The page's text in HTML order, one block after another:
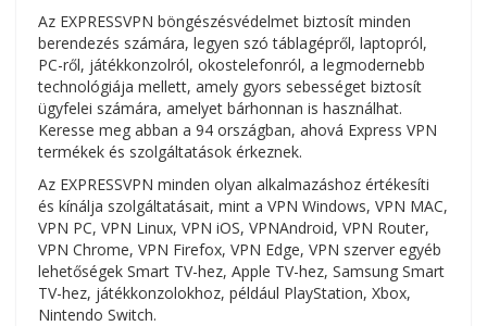
Az EXPRESSVPN böngészésvédelmet biztosít minden
berendezés számára, legyen szó táblagépről, laptopról,
PC-ről, játékkonzolról, okostelefonról, a legmodernebb
technológiája mellett, amely gyors sebességet biztosít
ügyfelei számára, amelyet bárhonnan is használhat.
Keresse meg abban a 94 országban, ahová Express VPN
termékek és szolgáltatások érkeznek.
Az EXPRESSVPN minden olyan alkalmazáshoz értékesíti
és kínálja szolgáltatásait, mint a VPN Windows, VPN MAC,
VPN PC, VPN Linux, VPN iOS, VPNAndroid, VPN Router,
VPN Chrome, VPN Firefox, VPN Edge, VPN szerver egyéb
lehetőségek Smart TV-hez, Apple TV-hez, Samsung Smart
TV-hez, játékkonzolokhoz, például PlayStation, Xbox,
Nintendo Switch.